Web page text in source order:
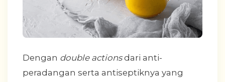
Dengan double actionsdari anti-
peradangan serta antiseptiknya yang